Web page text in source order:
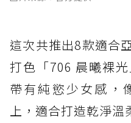
這次共推出8款適合
打色「706 晨曦裸
帶有純慾少女感，
上，適合打造乾淨溫